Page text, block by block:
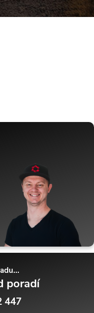
poradí
447